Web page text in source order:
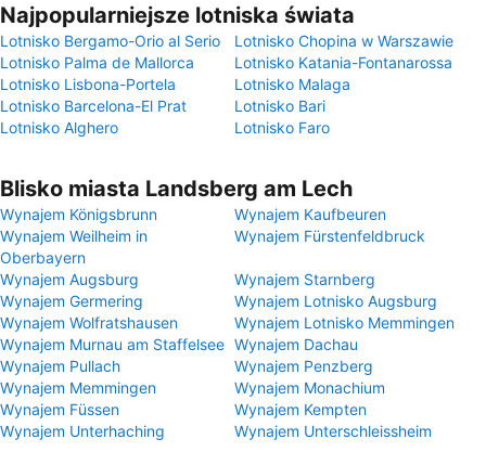
Najpopularniejsze lotniska świata
Lotnisko Bergamo-Orio al Serio
Lotnisko Chopina w Warszawie
Lotnisko Palma de Mallorca
Lotnisko Katania-Fontanarossa
Lotnisko Lisbona-Portela
Lotnisko Malaga
Lotnisko Barcelona-El Prat
Lotnisko Bari
Lotnisko Alghero
Lotnisko Faro
Blisko miasta Landsberg am Lech
Wynajem Königsbrunn
Wynajem Kaufbeuren
Wynajem Weilheim in
Oberbayern
Wynajem Fürstenfeldbruck
Wynajem Augsburg
Wynajem Starnberg
Wynajem Germering
Wynajem Lotnisko Augsburg
Wynajem Wolfratshausen
Wynajem Lotnisko Memmingen
Wynajem Murnau am Staffelsee Wynajem Dachau
Wynajem Pullach
Wynajem Penzberg
Wynajem Memmingen
Wynajem Monachium
Wynajem Füssen
Wynajem Kempten
Wynajem Unterhaching
Wynajem Unterschleissheim